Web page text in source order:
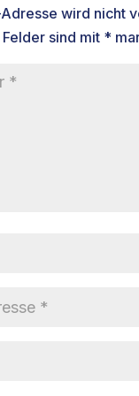
wird nicht
sind mit *